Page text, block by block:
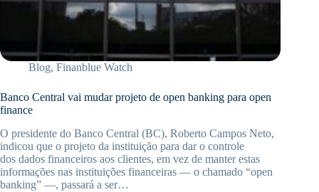
Blog, Finanblue Watch
Banco Central vai mudar projeto de open banking para open
finance
O presidente do Banco Central (BC), Roberto Campos Neto,
indicou que o projeto da instituição para dar o controle
dos dados financeiros aos clientes, em vez de manter estas
informações nas instituições financeiras — o chamado “open
banking” —, passará a ser…